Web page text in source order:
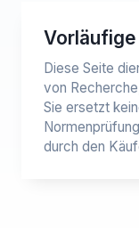
Diese Seite
von
Sie ersetzt
durch den